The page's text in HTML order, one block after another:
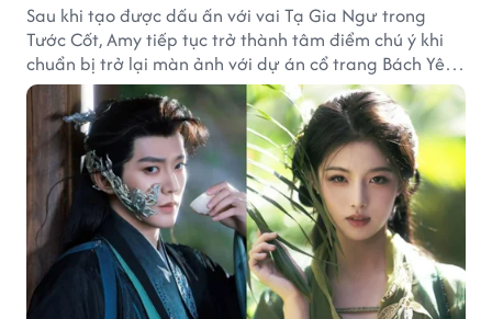
Sau khi tạo được dấu ấn với vai Tạ Gia Ngư trong
Tước Cốt, Amy tiếp tục trở thành tâm điểm chú ý khi
chuẩn bị trở lại màn ảnh với dự án cổ trang Bách Yêu
Phổ.